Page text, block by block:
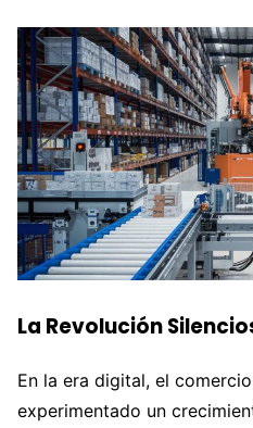
La Revolución
En la era digital, el
experimentado un